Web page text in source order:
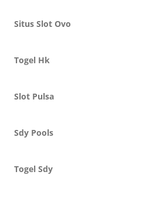
Situs Slot Ovo
Togel Hk
Slot Pulsa
Sdy Pools
Togel Sdy